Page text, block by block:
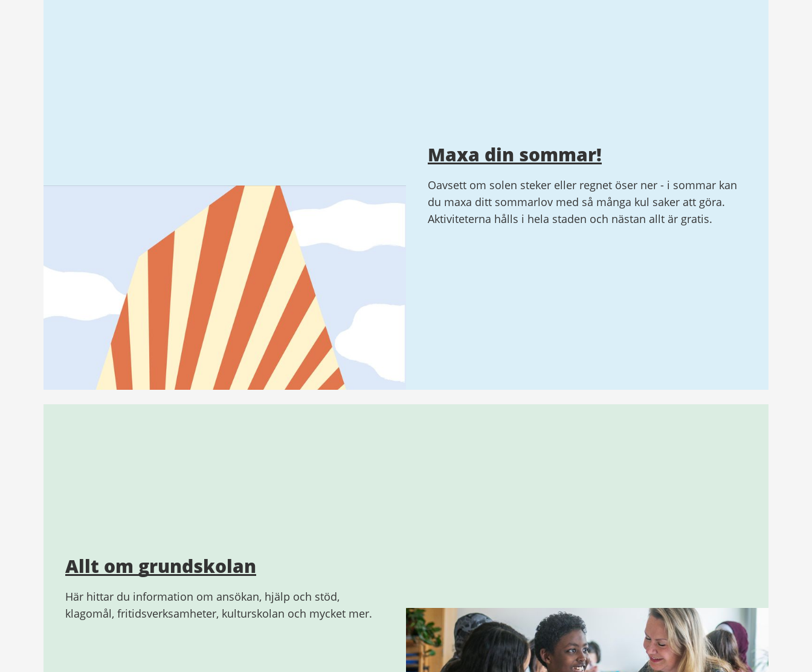
Maxa din sommar!
Oavsett om solen steker eller regnet öser ner - i sommar kan
du maxa ditt sommarlov med så många kul saker att göra.
Aktiviteterna hålls i hela staden och nästan allt är gratis.
Allt om grundskolan
Här hittar du information om ansökan, hjälp och stöd,
klagomål, fritidsverksamheter, kulturskolan och mycket mer.